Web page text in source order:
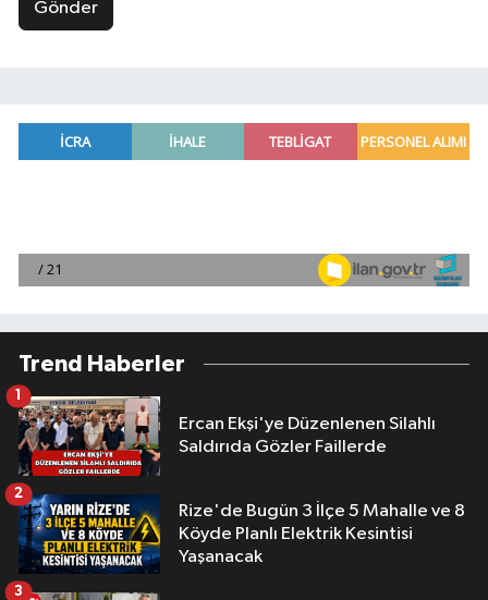
Gönder
Trend Haberler
Ercan Ekşi'ye Düzenlenen Silahlı
Saldırıda Gözler Faillerde
1
Rize'de Bugün 3 İlçe 5 Mahalle ve 8
Köyde Planlı Elektrik Kesintisi
Yaşanacak
2
3